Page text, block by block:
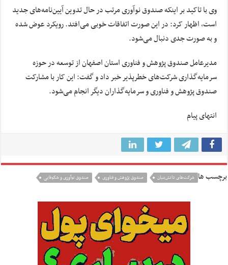
وی با تاکید بر اینکه صندوق نوآوری مرتب در حال تدوین آیین‌نامه‌های جدید
است، اظهار کرد: در این صورت اتفاقات خوبی می‌افتد. رویکرد عوض شده
و به صورت جدی دنبال می‌شود.
مدیرعامل صندوق پژوهش و فناوری استان اصفهان از توسعه در حوزه
سرمایه‌گذاری شرکت‌های خطرپذیر خبر داد و گفت: این کار با مشارکت
صندوق پژوهش و فناوری و سرمایه‌گذاران دیگر انجام می‌شود.
انتهای پیام
برچسب ها شرکت‌های دانش‌بنیان صندوق پژوهش و فناوری صندوق نوآوری و شکوفایی